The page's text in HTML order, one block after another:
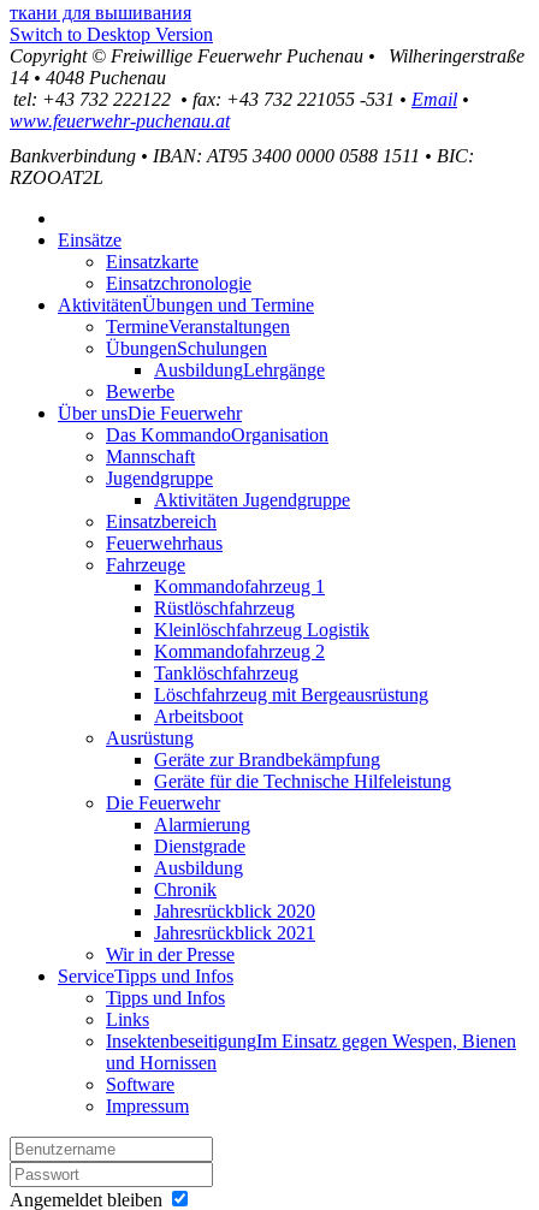
ткани для вышивания
Switch to Desktop Version
Copyright © Freiwillige Feuerwehr Puchenau •
Wilheringerstraße
14 • 4048 Puchenau
tel: +43 732 222122 • fax: +43 732 221055 -531 • Email •
www.feuerwehr-puchenau.at
Bankverbindung • IBAN: AT95 3400 0000 0588 1511 • BIC:
RZOOAT2L
Einsätze
Einsatzkarte
Einsatzchronologie
AktivitätenÜbungen und Termine
TermineVeranstaltungen
ÜbungenSchulungen
AusbildungLehrgänge
Bewerbe
Über unsDie Feuerwehr
Das KommandoOrganisation
Mannschaft
Jugendgruppe
Aktivitäten Jugendgruppe
Einsatzbereich
Feuerwehrhaus
Fahrzeuge
Kommandofahrzeug 1
Rüstlöschfahrzeug
Kleinlöschfahrzeug Logistik
Kommandofahrzeug 2
Tanklöschfahrzeug
Löschfahrzeug mit Bergeausrüstung
Arbeitsboot
Ausrüstung
Geräte zur Brandbekämpfung
Geräte für die Technische Hilfeleistung
Die Feuerwehr
Alarmierung
Dienstgrade
Ausbildung
Chronik
Jahresrückblick 2020
Jahresrückblick 2021
Wir in der Presse
ServiceTipps und Infos
Tipps und Infos
Links
InsektenbeseitigungIm Einsatz gegen Wespen, Bienen
und Hornissen
Software
Impressum
Angemeldet bleiben